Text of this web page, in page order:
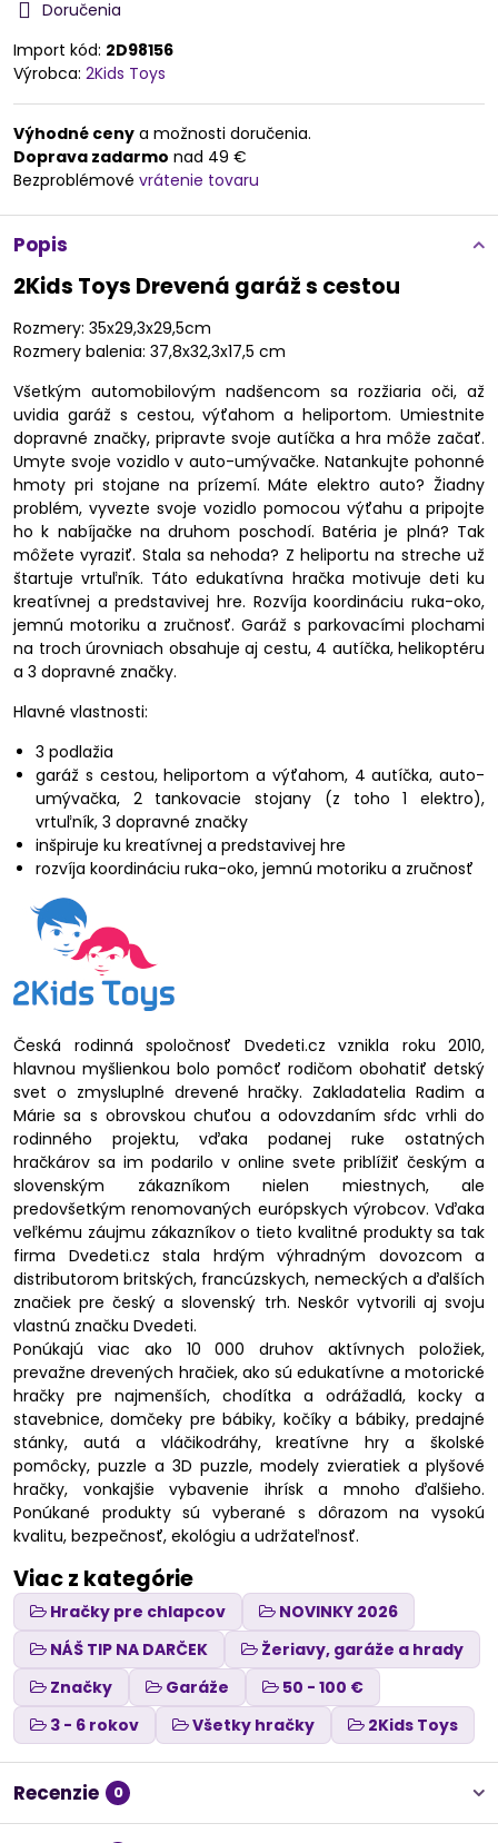
Doručenia
Import kód: 2D98156
Výrobca: 2Kids Toys
Výhodné ceny a možnosti doručenia.
Doprava zadarmo nad 49 €
Bezproblémové vrátenie tovaru
Popis
2Kids Toys Drevená garáž s cestou
Rozmery: 35x29,3x29,5cm
Rozmery balenia: 37,8x32,3x17,5 cm
Všetkým automobilovým nadšencom sa rozžiaria oči, až
uvidia garáž s cestou, výťahom a heliportom. Umiestnite
dopravné značky, pripravte svoje autíčka a hra môže začať.
Umyte svoje vozidlo v auto-umývačke. Natankujte pohonné
hmoty pri stojane na prízemí. Máte elektro auto? Žiadny
problém, vyvezte svoje vozidlo pomocou výťahu a pripojte
ho k nabíjačke na druhom poschodí. Batéria je plná? Tak
môžete vyraziť. Stala sa nehoda? Z heliportu na streche už
štartuje vrtuľník. Táto edukatívna hračka motivuje deti ku
kreatívnej a predstavivej hre. Rozvíja koordináciu ruka-oko,
jemnú motoriku a zručnosť. Garáž s parkovacími plochami
na troch úrovniach obsahuje aj cestu, 4 autíčka, helikoptéru
a 3 dopravné značky.
Hlavné vlastnosti:
3 podlažia
garáž s cestou, heliportom a výťahom, 4 autíčka, auto-
umývačka, 2 tankovacie stojany (z toho 1 elektro),
vrtuľník, 3 dopravné značky
inšpiruje ku kreatívnej a predstavivej hre
rozvíja koordináciu ruka-oko, jemnú motoriku a zručnosť
Česká rodinná spoločnosť Dvedeti.cz vznikla roku 2010,
hlavnou myšlienkou bolo pomôcť rodičom obohatiť detský
svet o zmysluplné drevené hračky. Zakladatelia Radim a
Márie sa s obrovskou chuťou a odovzdaním sŕdc vrhli do
rodinného projektu, vďaka podanej ruke ostatných
hračkárov sa im podarilo v online svete priblížiť českým a
slovenským zákazníkom nielen miestnych, ale
predovšetkým renomovaných európskych výrobcov. Vďaka
veľkému záujmu zákazníkov o tieto kvalitné produkty sa tak
firma Dvedeti.cz stala hrdým výhradným dovozcom a
distributorom britských, francúzskych, nemeckých a ďalších
značiek pre český a slovenský trh. Neskôr vytvorili aj svoju
vlastnú značku Dvedeti.
Ponúkajú viac ako 10 000 druhov aktívnych položiek,
prevažne drevených hračiek, ako sú edukatívne a motorické
hračky pre najmenších, chodítka a odrážadlá, kocky a
stavebnice, domčeky pre bábiky, kočíky a bábiky, predajné
stánky, autá a vláčikodráhy, kreatívne hry a školské
pomôcky, puzzle a 3D puzzle, modely zvieratiek a plyšové
hračky, vonkajšie vybavenie ihrísk a mnoho ďalšieho.
Ponúkané produkty sú vyberané s dôrazom na vysokú
kvalitu, bezpečnosť, ekológiu a udržateľnosť.
Viac z kategórie
Hračky pre chlapcov
NOVINKY 2026
NÁŠ TIP NA DARČEK
Žeriavy, garáže a hrady
Značky
Garáže
50 - 100 €
3 - 6 rokov
Všetky hračky 2Kids Toys
Recenzie 0